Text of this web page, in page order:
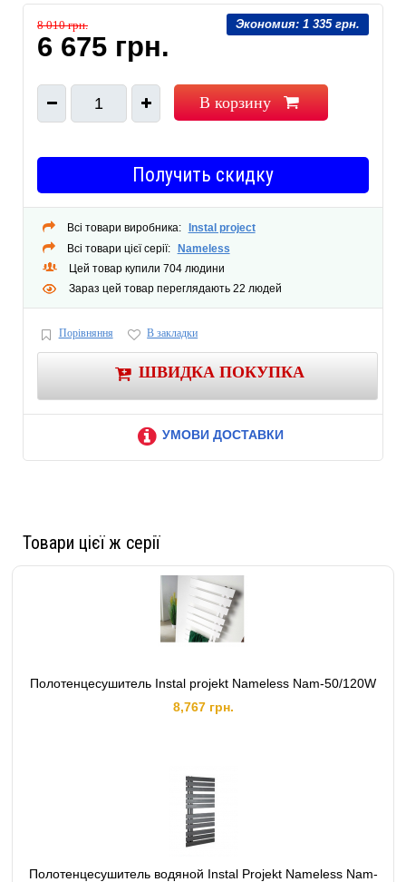
Коллекция: Nameless
Страна производитель: Польша
Тип: стационарный
Вывод шнура: справа/слева
Терморегулятор (выключатель): нет
Материал: сталь
Ширина, мм: 500
Высота, мм: 900
Глубина, мм: 94 - 104
Энергопотребление (тэн), Вт: 455
Наличие полки: нет
Максимальная рабочая температура: 95
Предназначение: для дома
Способ монтажа: вертикальный
Рабочее напряжение: 220 В
Экономия: 1 335 грн.
8 010 грн.
6 675 грн.
1 В корзину
Получить скидку
Всі товари виробника: Instal project
Всі товари цієї серії: Nameless
Цей товар купили 704 людини
Зараз цей товар переглядають 22 людей
Порівняння В закладки
ШВИДКА ПОКУПКА
УМОВИ ДОСТАВКИ
Товари цієї ж серії
Полотенцесушитель Instal projekt Nameless Nam-50/120W
8,767 грн.
Полотенцесушитель водяной Instal Projekt Nameless Nam-